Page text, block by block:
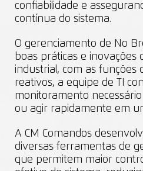
confiabilidade e
contínua do sistema.
O gerenciamento de No
boas práticas e inovações
industrial, com as funções
reativos, a equipe de TI
monitoramento
ou agir rapidamente em
A CM Comandos
diversas ferramentas de
que permitem maior